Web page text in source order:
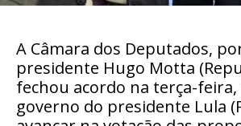
A Câmara dos Deputados,
presidente Hugo Motta
fechou acordo na terça-feira,
governo do presidente Lula